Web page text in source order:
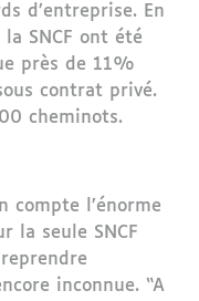
d’entreprise. En
SNCF ont été
près de 11%
contrat privé.
cheminots.
compte l’énorme
la seule SNCF
inconnue. “A